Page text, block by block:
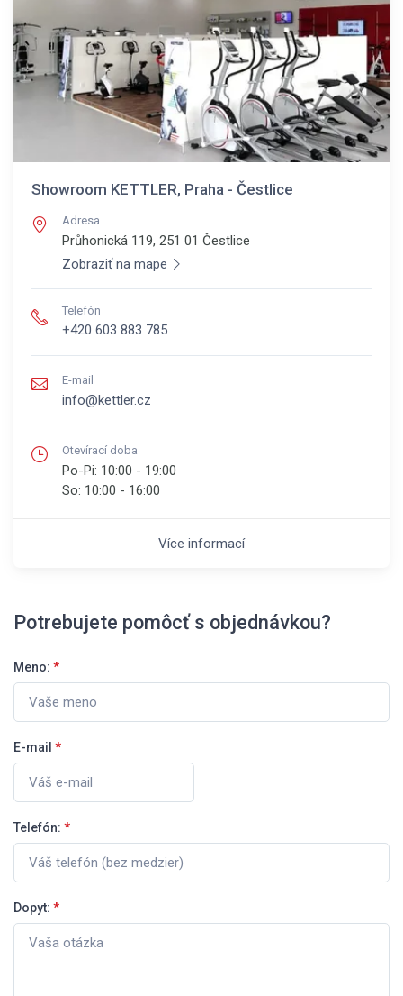
Showroom KETTLER, Praha - Čestlice
Adresa
Průhonická 119, 251 01 Čestlice
Zobraziť na mape
Telefón
+420 603 883 785
E-mail
info@kettler.cz
Otevírací doba
Po-Pi: 10:00 - 19:00
So: 10:00 - 16:00
Více informací
Potrebujete pomôcť s objednávkou?
Meno: *
E-mail *
Telefón: *
Dopyt: *